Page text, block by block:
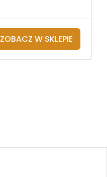
ZOBACZ W SKLEPIE